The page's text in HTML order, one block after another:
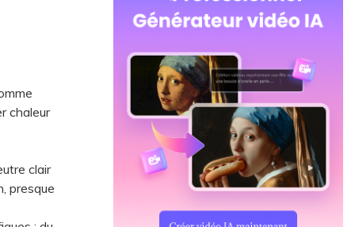
chaleur
clair
presque